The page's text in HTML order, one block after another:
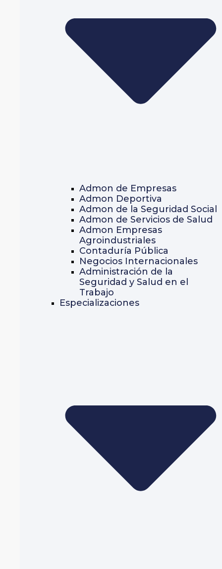
Admon de Empresas
Admon Deportiva
Admon de la Seguridad Social
Admon de Servicios de Salud
Admon Empresas
Agroindustriales
Contaduría Pública
Negocios Internacionales
Administración de la
Seguridad y Salud en el
Trabajo
Especializaciones